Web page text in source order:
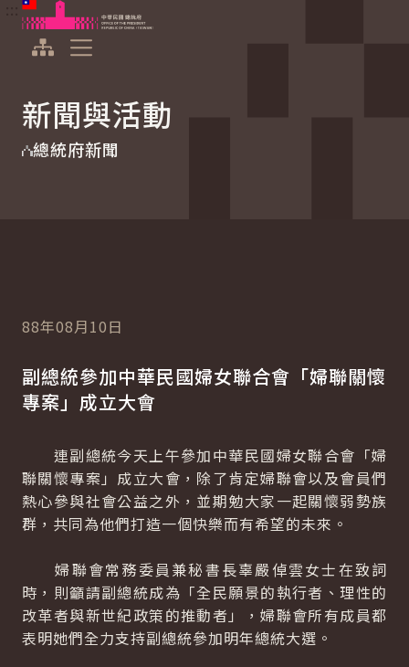
跳到主要內容
中華民國總統府
新聞與活動
總統府新聞
88年08月10日
副總統參加中華民國婦女聯合會「婦聯關懷
專案」成立大會
連副總統今天上午參加中華民國婦女聯合會「婦
聯關懷專案」成立大會，除了肯定婦聯會以及會員們
熱心參與社會公益之外，並期勉大家一起關懷弱勢族
群，共同為他們打造一個快樂而有希望的未來。
婦聯會常務委員兼秘書長辜嚴倬雲女士在致詞
時，則籲請副總統成為「全民願景的執行者、理性的
改革者與新世紀政策的推動者」，婦聯會所有成員都
表明她們全力支持副總統參加明年總統大選。